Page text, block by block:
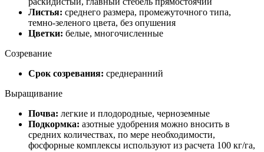
Листья: среднего размера, промежуточного типа,
темно-зеленого цвета, без опушения
Цветки: белые, многочисленные
Созревание
Срок созревания: среднеранний
Выращивание
Почва: легкие и плодородные, черноземные
Подкормка: азотные удобрения можно вносить в
средних количествах, по мере необходимости,
фосфорные комплексы используют из расчета 100 кг/га,